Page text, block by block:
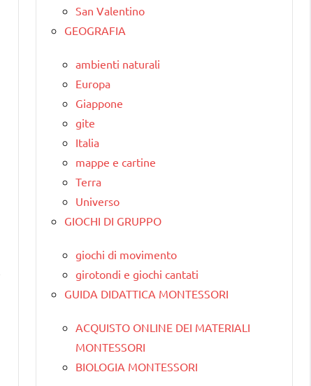
San Valentino
GEOGRAFIA
ambienti naturali
Europa
Giappone
gite
Italia
mappe e cartine
Terra
Universo
GIOCHI DI GRUPPO
giochi di movimento
girotondi e giochi cantati
GUIDA DIDATTICA MONTESSORI
ACQUISTO ONLINE DEI MATERIALI
MONTESSORI
BIOLOGIA MONTESSORI